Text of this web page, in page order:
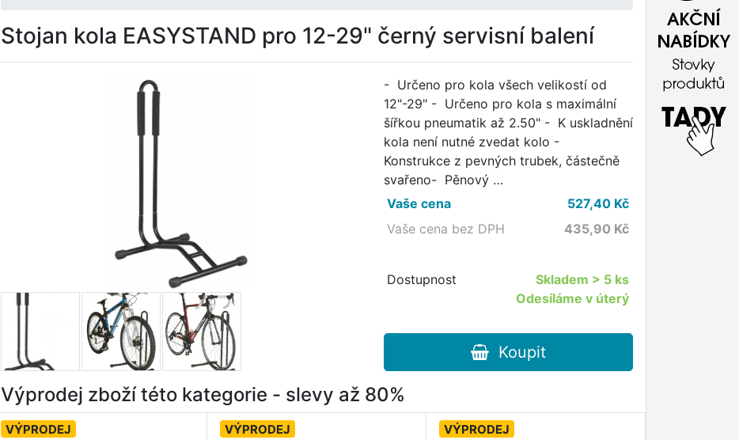
Stojan kola EASYSTAND pro 12-29" černý servisní balení
- Určeno pro kola všech velikostí od
12"-29" - Určeno pro kola s maximální
šířkou pneumatik až 2.50" - K uskladnění
kola není nutné zvedat kolo -
Konstrukce z pevných trubek, částečně
svařeno- Pěnový …
Vaše cena
527,40Kč
Vaše cena bez DPH
435,90 Kč
Dostupnost Skladem > 5 ks
Odesíláme v úterý
Koupit
Výprodej zboží této kategorie - slevy až 80%
VÝPRODEJ VÝPRODEJ VÝPRODEJ